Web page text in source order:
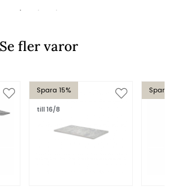
Se fler varor
Spara 15%
till 16/8
Spara